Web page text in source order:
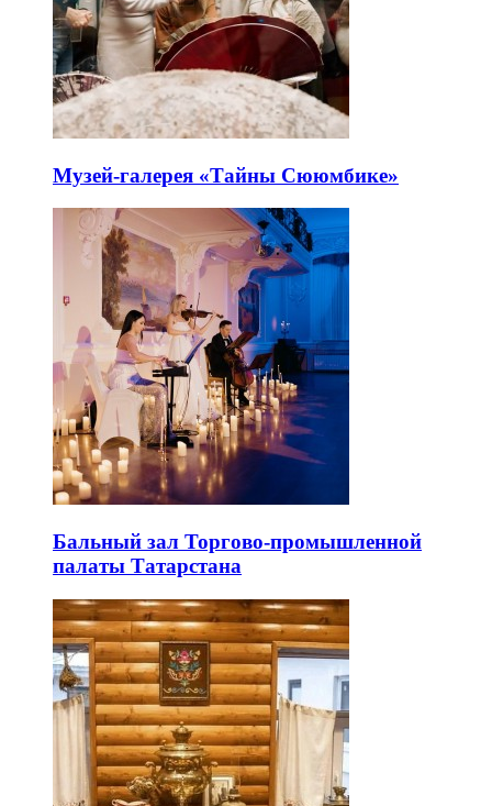
Музей-галерея «Тайны Сююмбике»
Бальный зал Торгово-промышленной
палаты Татарстана